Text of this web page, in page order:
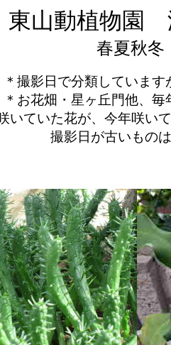
東山動植物園
春夏秋
撮影日で分類していま
＊お花畑・星ヶ丘門他、
いていた花が、今年咲い
撮影日が古いもの